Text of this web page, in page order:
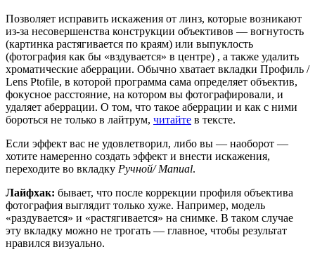
Позволяет исправить искажения от линз, которые возникают
из-за несовершенства конструкции объективов — вогнутость
(картинка растягивается по краям) или выпуклость
(фотография как бы «вздувается» в центре) , а также удалить
хроматические аберрации. Обычно хватает вкладки Профиль /
Lens Ptofile, в которой программа сама определяет объектив,
фокусное расстояние, на котором вы фотографировали, и
удаляет аберрации. О том, что такое аберрации и как с ними
бороться не только в лайтрум, читайте в тексте.
Если эффект вас не удовлетворил, либо вы — наоборот —
хотите намеренно создать эффект и внести искажения,
переходите во вкладку Ручной/ Manual.
Лайфхак: бывает, что после коррекции профиля объектива
фотография выглядит только хуже. Например, модель
«раздувается» и «растягивается» на снимке. В таком случае
эту вкладку можно не трогать — главное, чтобы результат
нравился визуально.